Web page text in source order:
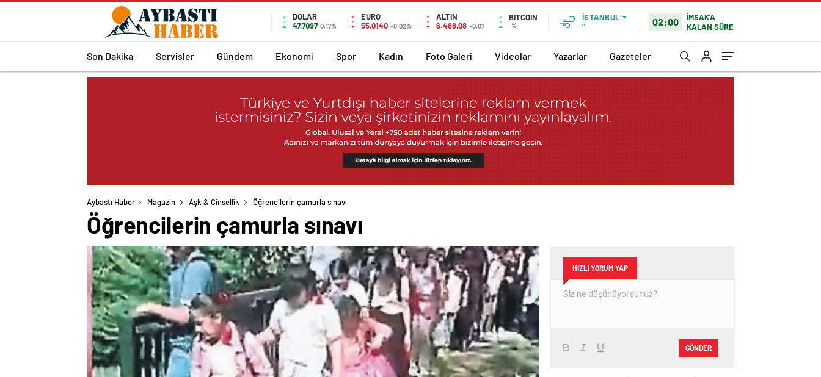
DOLAR
47,7097 0.17%
EURO
55,0140 -0.02%
ALTIN
6.488,08 -0,07
BITCOIN
%
İSTANBUL
°
02:00
İMSAK'A
KALAN SÜRE
Son Dakika Servisler Gündem Ekonomi Spor Kadın Foto Galeri Videolar Yazarlar Gazeteler
Aybastı Haber Magazin Aşk & Cinsellik Öğrencilerin çamurla sınavı
Öğrencilerin çamurla sınavı
HIZLI YORUM YAP
GÖNDER